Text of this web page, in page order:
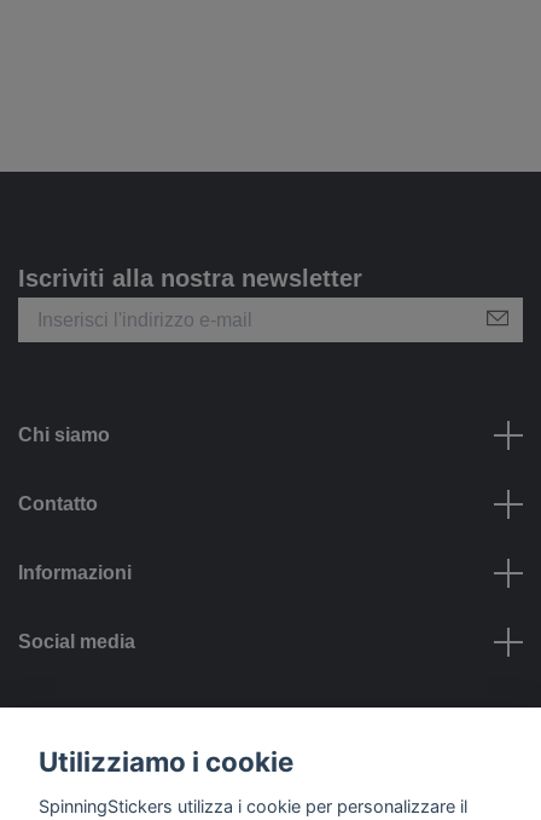
Iscriviti alla nostra newsletter
Chi siamo
Contatto
Informazioni
Social media
Opzioni di pagamento
Utilizziamo i cookie
SpinningStickers utilizza i cookie per personalizzare il